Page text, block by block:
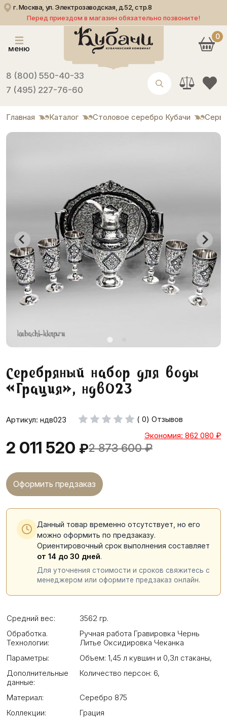
г. Москва, ул. Электрозаводская, д.52, стр.8
Перед приездом в магазин обязательно позвоните!
меню
8 (800) 550-40-33
7 (495) 227-76-60
0
Главная Каталог Столовое серебро Кубачи
Серебряный набор для воды
«Грация», ндв023
Артикул: ндв023 ( 0) Отзывов
2 011 520 ₽2 873 600 ₽
Экономия: 862 080 ₽
Оформить предзаказ
Данный товар временно отсутствует, но его
можно оформить по предзаказу.
Ориентировочный срок выполнения составляет
от 14 до 30 дней.
Для уточнения стоимости и сроков свяжитесь с
менеджером или оформите предзаказ онлайн.
Средний вес:
3562 гр.
Обработка.
Технологии:
Ручная работа Гравировка Чернь
Литье Оксидировка Чеканка
Параметры:
Объем: 1,45 л кувшин и 0,3л стаканы,
Дополнительные
данные:
Количество персон: 6,
Материал:
Серебро 875
Коллекции:
Грация